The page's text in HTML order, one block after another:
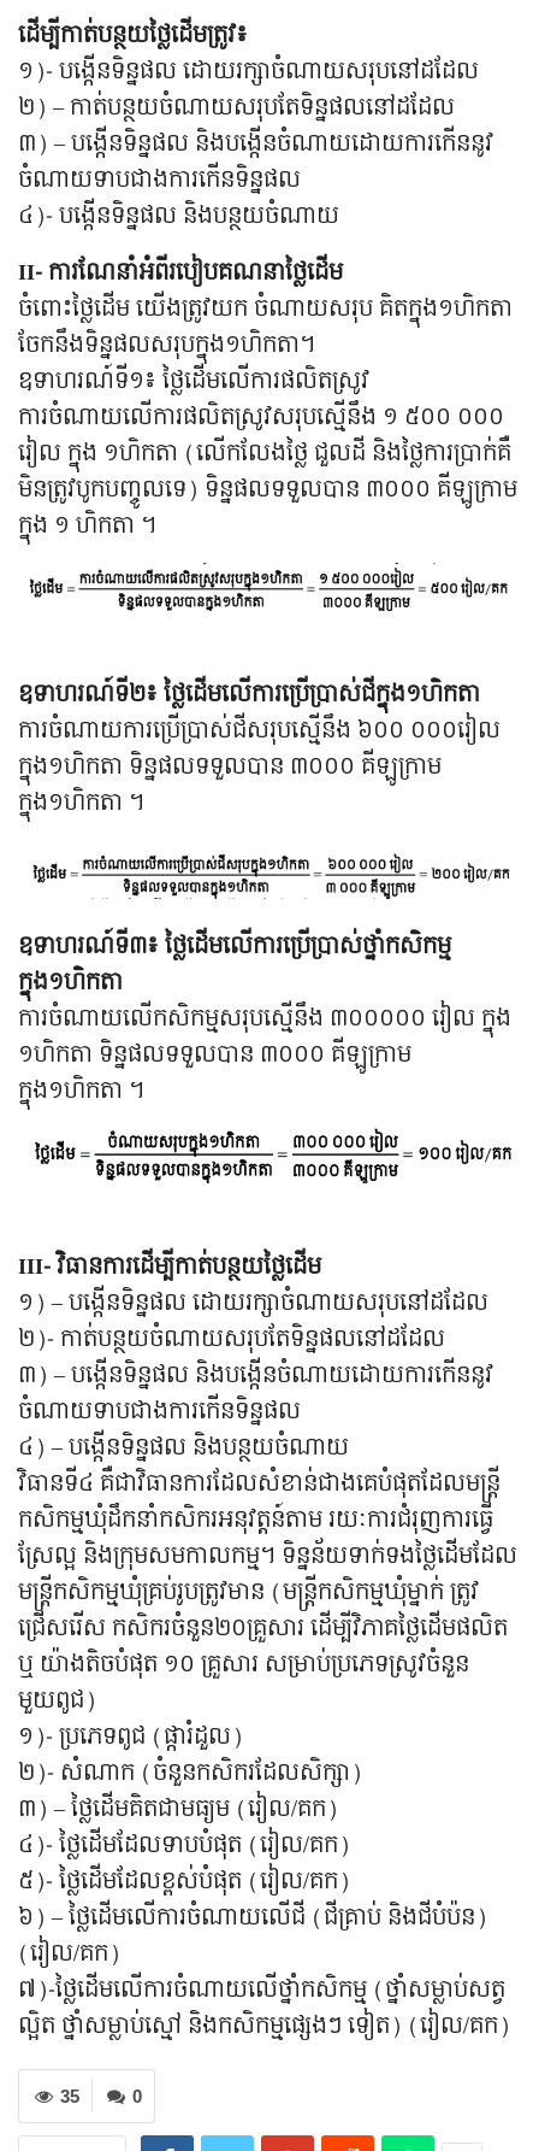
ដើម្បីកាត់បន្ថយថ្លៃដើមត្រូវ៖
១)- បង្កើនទិន្នផល ដោយរក្សាចំណាយសរុបនៅដដែល
២) – កាត់បន្ថយចំណាយសរុបតែទិន្នផលនៅដដែល
៣) – បង្កើនទិន្នផល និងបង្កើនចំណាយដោយការកើននូវ
ចំណាយទាបជាងការកើនទិន្នផល
៤)- បង្កើនទិន្នផល និងបន្ថយចំណាយ
II- ការណែនាំអំពីរបៀបគណនាថ្លៃដើម
ចំពោះថ្លៃដើម យើងត្រូវយក ចំណាយសរុប គិតក្នុង១ហិកតា
ចែកនឹងទិន្នផលសរុបក្នុង១ហិកតា។
ឧទាហរណ៍ទី១៖ ថ្លៃដើមលើការផលិតស្រូវ
ការចំណាយលើការផលិតស្រូវសរុបស្មើនឹង ១ ៥០០ ០០០
រៀល ក្នុង ១ហិកតា (លើកលែងថ្លៃ ជួលដី និងថ្លៃការប្រាក់គឺ
មិនត្រូវបូកបញ្ចូលទេ) ទិន្នផលទទួលបាន ៣០០០ គីឡូក្រាម
ក្នុង ១ ហិកតា ។
ឧទាហរណ៍ទី២៖ ថ្លៃដើមលើការប្រើប្រាស់ជីក្នុង១ហិកតា
ការចំណាយការប្រើប្រាស់ជីសរុបស្មើនឹង ៦០០ ០០០រៀល
ក្នុង១ហិកតា ទិន្នផលទទួលបាន ៣០០០ គីឡូក្រាម
ក្នុង១ហិកតា ។
ឧទាហរណ៍ទី៣៖ ថ្លៃដើមលើការប្រើប្រាស់ថ្នាំកសិកម្ម
ក្នុង១ហិកតា
ការចំណាយលើកសិកម្មសរុបស្មើនឹង ៣០០០០០ រៀល ក្នុង
១ហិកតា ទិន្នផលទទួលបាន ៣០០០ គីឡូក្រាម
ក្នុង១ហិកតា ។
III- វិធានការដើម្បីកាត់បន្ថយថ្លៃដើម
១) – បង្កើនទិន្នផល ដោយរក្សាចំណាយសរុបនៅដដែល
២)- កាត់បន្ថយចំណាយសរុបតែទិន្នផលនៅដដែល
៣) – បង្កើនទិន្នផល និងបង្កើនចំណាយដោយការកើននូវ
ចំណាយទាបជាងការកើនទិន្នផល
៤) – បង្កើនទិន្នផល និងបន្ថយចំណាយ
វិធានទី៤ គឺជាវិធានការដែលសំខាន់ជាងគេបំផុតដែលមន្ត្រី
កសិកម្មឃុំដឹកនាំកសិករអនុវត្តន៍តាម រយៈការជំរុញការធ្វើ
ស្រែល្អ និងក្រុមសមកាលកម្ម។ ទិន្នន័យទាក់ទងថ្លៃដើមដែល
មន្ត្រីកសិកម្មឃុំគ្រប់រូបត្រូវមាន (មន្ត្រីកសិកម្មឃុំម្នាក់ ត្រូវ
ជ្រើសរើស កសិករចំនួន២០គ្រួសារ ដើម្បីវិភាគថ្លៃដើមផលិត
ឬ យ៉ាងតិចបំផុត ១០ គ្រួសារ សម្រាប់ប្រភេទស្រូវចំនួន
មួយពូជ)
១)- ប្រភេទពូជ (ផ្ការំដួល)
២)- សំណាក (ចំនួនកសិករដែលសិក្សា)
៣) – ថ្លៃដើមគិតជាមធ្យម (រៀល/គក)
៤)- ថ្លៃដើមដែលទាបបំផុត (រៀល/គក)
៥)- ថ្លៃដើមដែលខ្ពស់បំផុត (រៀល/គក)
៦) – ថ្លៃដើមលើការចំណាយលើជី (ជីគ្រាប់ និងជីបំប៉ន)
(រៀល/គក)
៧)-ថ្លៃដើមលើការចំណាយលើថ្នាំកសិកម្ម (ថ្នាំសម្លាប់សត្វ
ល្អិត ថ្នាំសម្លាប់ស្មៅ និងកសិកម្មផ្សេងៗ ទៀត) (រៀល/គក)
0
35